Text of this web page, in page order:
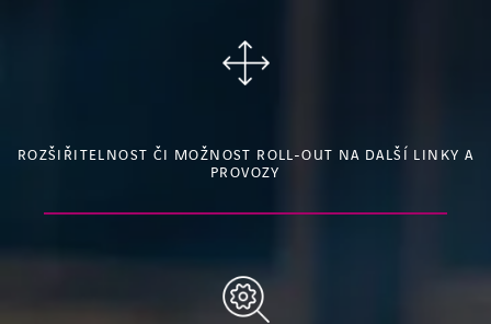
ROZŠIŘITELNOST ČI MOŽNOST ROLL-OUT NA DALŠÍ LINKY A
PROVOZY